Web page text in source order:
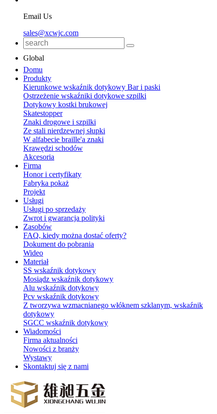
Email Us
sales@xcwjc.com
Global
Domu
Produkty
Kierunkowe wskaźnik dotykowy Bar i paski
Ostrzeżenie wskaźniki dotykowe szpilki
Dotykowy kostki brukowej
Skatestopper
Znaki drogowe i szpilki
Ze stali nierdzewnej słupki
W alfabecie braille'a znaki
Krawędzi schodów
Akcesoria
Firma
Honor i certyfikaty
Fabryka pokaż
Projekt
Usługi
Usługi po sprzedaży
Zwrot i gwarancja polityki
Zasobów
FAQ, kiedy można dostać oferty?
Dokument do pobrania
Wideo
Materiał
SS wskaźnik dotykowy
Mosiądz wskaźnik dotykowy
Alu wskaźnik dotykowy
Pcv wskaźnik dotykowy
Z tworzywa wzmacnianego włóknem szklanym, wskaźnik
dotykowy
SGCC wskaźnik dotykowy
Wiadomości
Firma aktualności
Nowości z branży
Wystawy
Skontaktuj się z nami